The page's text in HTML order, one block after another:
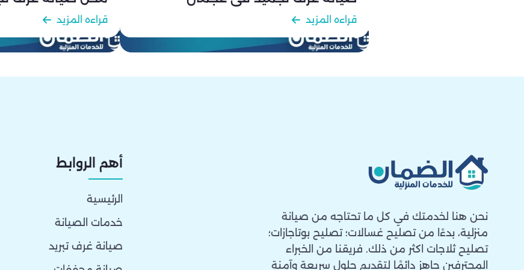
قراءه المزيد قراءه المزيد
نحن هنا لخدمتك في كل ما تحتاجه من صيانة
منزلية، بدءًا من تصليح غسالات؛ تصليح بوتاجازات؛
تصليح ثلاجات اكثر من ذلك. فريقنا من الخبراء
المحترفين جاهز دائمًا لتقديم حلول سريعة وآمنة
أهم الروابط
الرئيسية
خدمات الصيانة
صيانة غرف تبريد